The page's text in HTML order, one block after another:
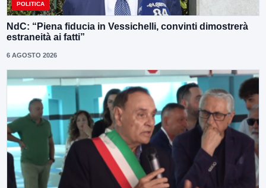
POLITICA
NdC: “Piena fiducia in Vessichelli, convinti dimostrerà
estraneità ai fatti”
6 AGOSTO 2026